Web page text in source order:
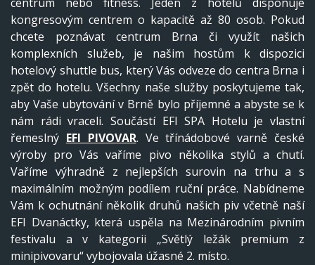
kongresovým centrem o kapacitě až 80 osob. Pokud
chcete poznávat centrum Brna či využít našich
komplexních služeb, je našim hostům k dispozici
hotelový shuttle bus, který Vás odveze do centra Brna i
zpět do hotelu. Všechny naše služby poskytujeme tak,
aby Vaše ubytování v Brně bylo příjemné a abyste se k
nám rádi vraceli. Součástí EFI SPA Hotelu je vlastní
řemeslný EFI PIVOVAR. Ve třínádobové varně české
výroby pro Vás vaříme pivo několika stylů a chutí.
Vaříme výhradně z nejlepších surovin na trhu a s
maximálním možným podílem ruční práce. Nabídneme
Vám k ochutnání několik druhů našich piv včetně naší
EFI Dvanáctky, která uspěla na Mezinárodním pivním
festivalu a v kategorii „Světlý ležák premium z
minipivovaru“ vybojovala úžasné 2. místo.